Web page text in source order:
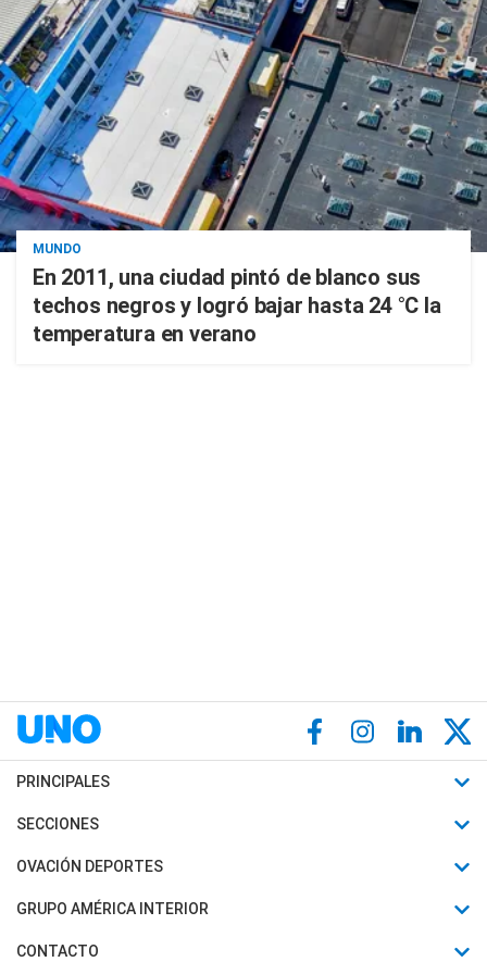
MUNDO
En 2011, una ciudad pintó de blanco sus
techos negros y logró bajar hasta 24 °C la
temperatura en verano
PRINCIPALES
Últimas Noticias
Política
SECCIONES
Horóscopo
Motores
OVACIÓN DEPORTES
Fútbol
Mundial
GRUPO AMÉRICA INTERIOR
Canal 7 en Vivo
CONTACTO